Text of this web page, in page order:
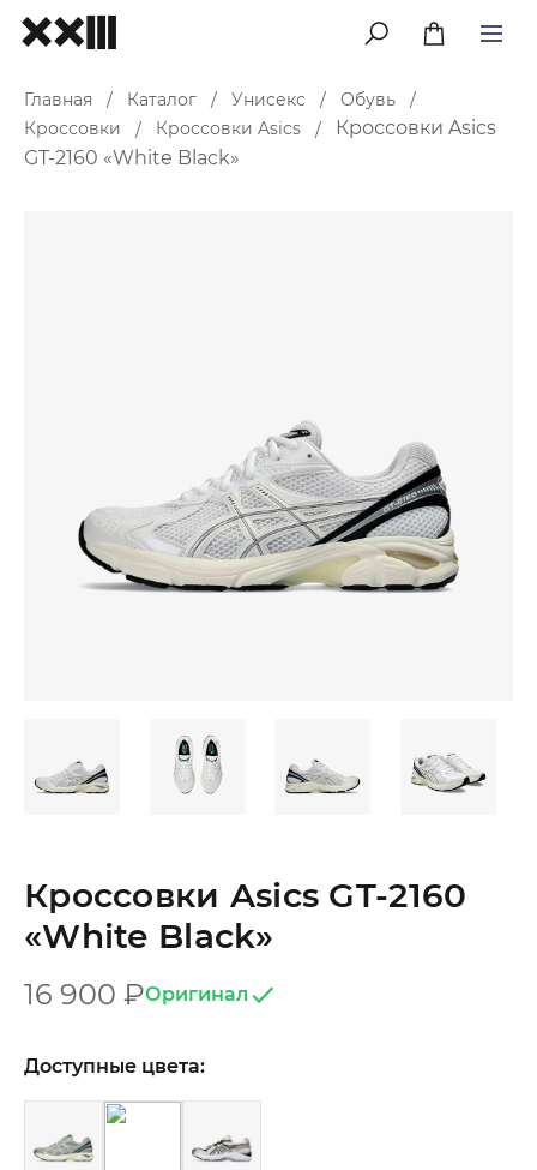
меню
Главная / Каталог / Унисекс / Обувь
/
Кроссовки
/ Кроссовки Asics /
Кроссовки Asics
GT-2160 «White Black»
Кроссовки Asics GT-2160
«White Black»
16 900 ₽Оригинал
Доступные цвета: